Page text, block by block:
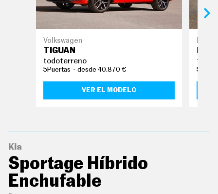
Volkswagen
TIGUAN
todoterreno
5Puertas desde 40.870 €
VER EL MODELO
Kia
Sportage Híbrido
Enchufable